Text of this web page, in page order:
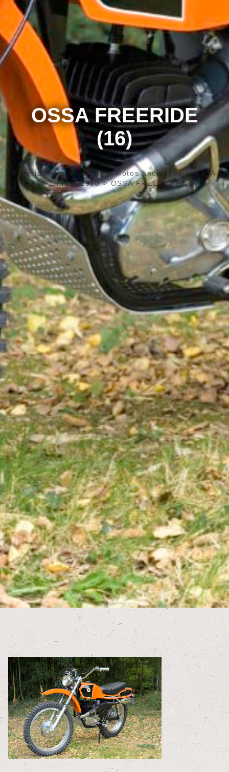
OSSA FREERIDE
(16)
Freeride Motos Racing>Motos anciennes>OSSA
250 Enduro 1970>OSSA FREERIDE (16)